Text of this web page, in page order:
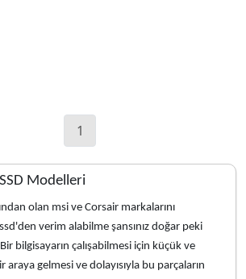
1
Modelleri
olan msi ve Corsair markalarını
verim alabilme şansınız doğar peki
bilgisayarın çalışabilmesi için küçük ve
araya gelmesi ve dolayısıyla bu parçaların